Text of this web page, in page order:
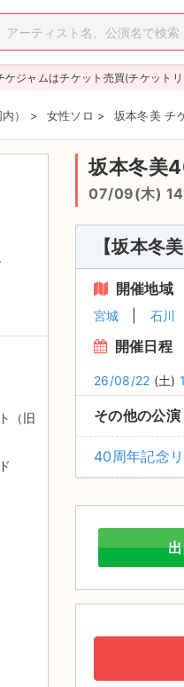
ケジャムはチケット売買(チケット
） > 女性ソロ > 坂本冬美 チ
坂本冬美
07/09(木)
【坂本冬
開催地域
宮城 石川
開催日程
26/08/22 (土)
その他の公演
40周年記念
（旧